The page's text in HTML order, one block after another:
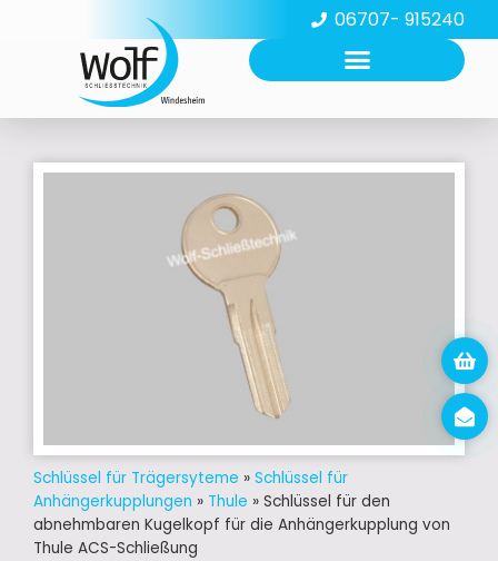
06707- 915240
Schlüssel für Trägersyteme » Schlüssel für
Anhängerkupplungen » Thule » Schlüssel für den
abnehmbaren Kugelkopf für die Anhängerkupplung von
Thule ACS-Schließung